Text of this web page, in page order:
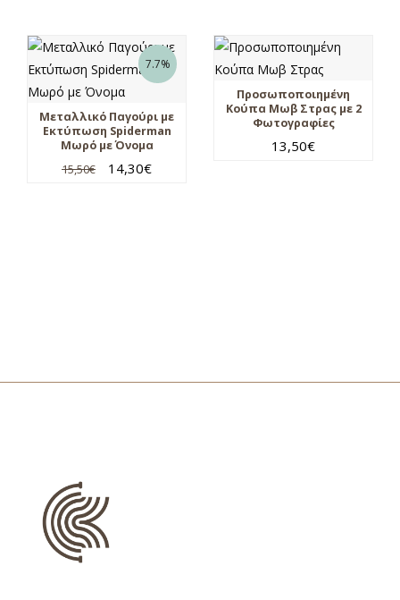
7.7%
Μεταλλικό Παγούρι με
Εκτύπωση Spiderman
Μωρό με Όνομα
15,50€ 14,30€
Προσωποποιημένη
Κούπα Μωβ Στρας με 2
Φωτογραφίες
13,50€